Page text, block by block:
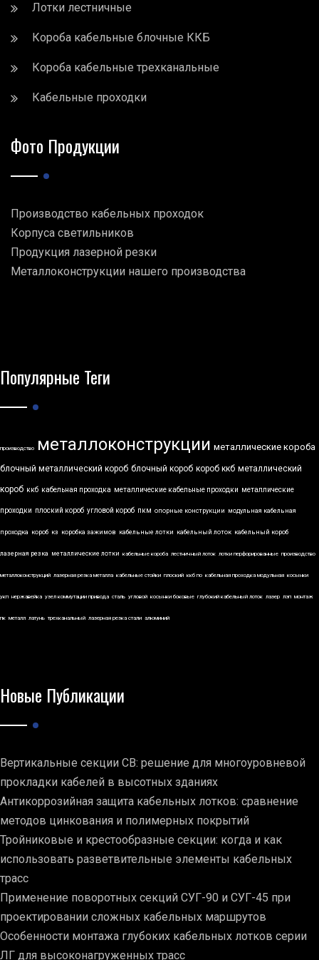
Лотки лестничные
Короба кабельные блочные ККБ
Короба кабельные трехканальные
Кабельные проходки
Фото Продукции
Производство кабельных проходок
Корпуса светильников
Продукция лазерной резки
Металлоконструкции нашего производства
Популярные Теги
производство металлоконструкции металлические короба
блочный металлический короб блочный короб короб ккб металлический
короб ккб кабельная проходка металлические кабельные проходки металлические
проходки плоский короб угловой короб пкм опорные конструкции модульная кабельная
проходка короб кз коробка зажимов кабельные лотки кабельный лоток кабельный короб
лазерная резка металлические лотки кабельные короба лестничный лоток лотки перфорированные производство
металлоконструкций лазерная резка металла кабельные стойки плоский ккб по кабельная проходка модульная косынки
укп нержавейка узел коммутации привода сталь угловой косынки боковые глубокий кабельный лоток лазер лэп монтаж
пк металл латунь трехканальный лазерная резка стали алюминий
Новые Публикации
Вертикальные секции СВ: решение для многоуровневой
прокладки кабелей в высотных зданиях
Антикоррозийная защита кабельных лотков: сравнение
методов цинкования и полимерных покрытий
Тройниковые и крестообразные секции: когда и как
использовать разветвительные элементы кабельных
трасс
Применение поворотных секций СУГ-90 и СУГ-45 при
проектировании сложных кабельных маршрутов
Особенности монтажа глубоких кабельных лотков серии
ЛГ для высоконагруженных трасс